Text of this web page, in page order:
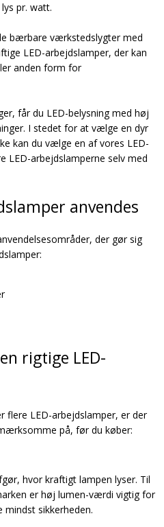
pr. watt.
bærbare værkstedslygter med
LED-arbejdslamper, der kan
anden form for
får du LED-belysning med høj
I stedet for at vælge en dyr
kan du vælge en af vores LED-
LED-arbejdslamperne selv med
anvendes
der gør sig
rigtige LED-
flere LED-arbejdslamper, er der
på, før du køber:
hvor kraftigt lampen lyser. Til
er høj lumen-værdi vigtig for
sikkerheden.